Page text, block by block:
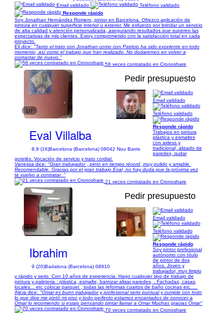
Email validado
Teléfono validado
Responde rápido
Soy Jonathan Hernández Romero, pintor en Barcelona. Ofrezco aplicación de
pintura en cualquier superficie interior u exterior. Me esfuerzo por brindar un servicio
de alta calidad y atención personalizada, asegurando resultados que superen las
expectativas de mis clientes. Estoy comprometido con la satisfacción total en cada
proyecto.
Eli dice: "Tanto el trato con Jonathan como con Patricio ha sido excelente en todo
momento, así como el trabajo que han realizado. No dudaremos en volver a
contactar de nuevo."
56 veces contratado en Cronoshare
1/7
Pedir presupuesto
Eval Villalba
8,9 (16)Barcelona (Barcelona) 08042 Nou Barris
Email validado
Teléfono validado
Responde rápido
Trabajos en pintura
plástica y esmaltes
con airless y
tradicional, alizado de
paredes, quitar
gotelés. Vocación de servicio y trato cordial.
Vanessa dice: "Gran trabajador , pinto en tiempo récord ,muy pulido y amable.
Recomendable. Gracias por el gran trabajo Eval, no hay duda que la próxima vez
te vuelvo a contratar ."
21 veces contratado en Cronoshare
1/7
Pedir presupuesto
Ibrahim
9 (20)Badalona (Barcelona) 08910
Email validado
Teléfono validado
Responde rápido
Soy pintor profesional
autónomo con título
de pintor de dos
años. Joven y
trabajador, muy limpio
y rápido y serio. Con 10 años de experiencia. Hago cualquier tipo de trabajo de
pintura y paleteria : plástica, esmalte, barnizar alisar paredes, . Fachadas, casas,
locales... etc colocar parquet , todas las reformas cuartos de baño cocinas etc.....
Alicia dice: "Omar es buen trabajador y profesional serio puntual y cumple con todo
lo que dice me pintò mi piso y todo perfecto estamos encantados de conocer a
Omar lo recomiendo si estais pensando pintar llamar a Omar Muchas gracias Omar"
70 veces contratado en Cronoshare